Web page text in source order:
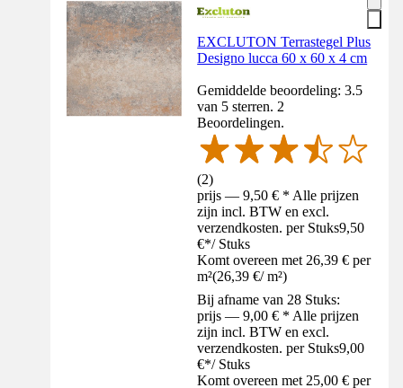
EXCLUTON Terrastegel Plus
Designo lucca 60 x 60 x 4 cm
Gemiddelde beoordeling: 3.5
van 5 sterren. 2
Beoordelingen.
(2)
prijs — 9,50 € * Alle prijzen
zijn incl. BTW en excl.
verzendkosten. per Stuks9,50
€*/ Stuks
Komt overeen met 26,39 € per
m²(26,39 €/ m²)
Bij afname van 28 Stuks:
prijs — 9,00 € * Alle prijzen
zijn incl. BTW en excl.
verzendkosten. per Stuks9,00
€*/ Stuks
Komt overeen met 25,00 € per